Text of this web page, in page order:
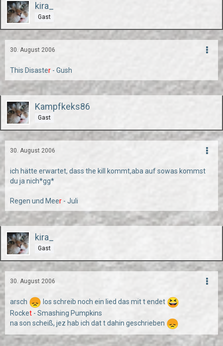
kira_
Gast
30. August 2006
This Disaster - Gush
Kampfkeks86
Gast
30. August 2006
ich hätte erwartet, dass the kill kommt,aba auf sowas kommst
du ja nich*gg*
Regen und Meer - Juli
kira_
Gast
30. August 2006
arsch
los schreib noch ein lied das mit t endet
Rocket - Smashing Pumpkins
na son scheiß, jez hab ich dat t dahin geschrieben